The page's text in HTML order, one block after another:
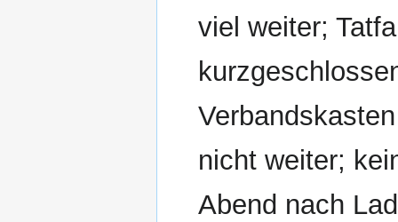
viel weiter;
nicht weiter;
Abend nach